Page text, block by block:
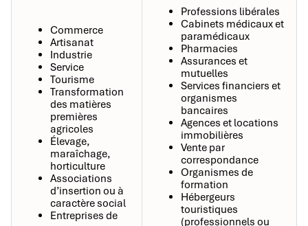
Commerce
Artisanat
Industrie
Service
Tourisme
Transformation
des matières
premières
agricoles
Élevage,
maraîchage,
horticulture
Associations
d’insertion ou à
caractère social
Entreprises de
Professions libérales
Cabinets médicaux et
paramédicaux
Pharmacies
Assurances et
mutuelles
Services financiers et
organismes
bancaires
Agences et locations
immobilières
Vente par
correspondance
Organismes de
formation
Hébergeurs
touristiques
(professionnels ou